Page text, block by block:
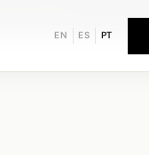
EN ES PT